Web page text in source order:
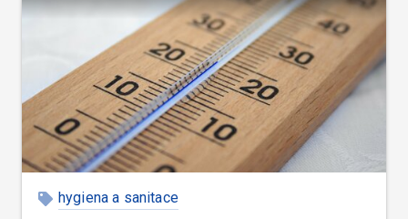
hygiena a sanitace